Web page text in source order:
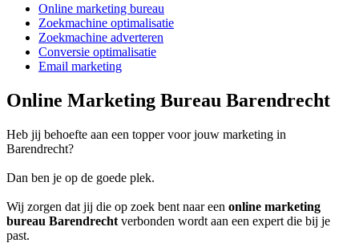
Online marketing bureau
Zoekmachine optimalisatie
Zoekmachine adverteren
Conversie optimalisatie
Email marketing
Online Marketing Bureau Barendrecht
Heb jij behoefte aan een topper voor jouw marketing in
Barendrecht?
Dan ben je op de goede plek.
Wij zorgen dat jij die op zoek bent naar een online marketing
bureau Barendrecht verbonden wordt aan een expert die bij je
past.